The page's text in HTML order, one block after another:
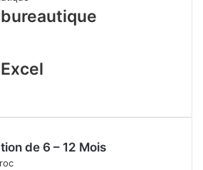
de 6 – 12 Mois